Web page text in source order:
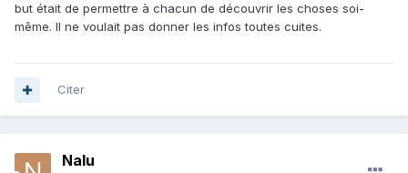
but était de permettre à chacun de découvrir les choses soi-
même. Il ne voulait pas donner les infos toutes cuites.
Citer
Nalu